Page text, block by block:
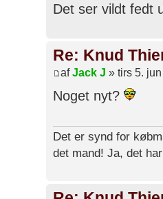
Det ser vildt fedt
Re: Knud
afJack J » tirs 5.
Noget nyt?
Det er synd for
det mand! Ja, det